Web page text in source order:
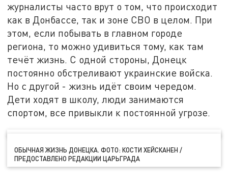
журналисты часто врут о том, что происходит
как в Донбассе, так и зоне СВО в целом. При
этом, если побывать в главном городе
региона, то можно удивиться тому, как там
течёт жизнь. С одной стороны, Донецк
постоянно обстреливают украинские войска.
Но с другой - жизнь идёт своим чередом.
Дети ходят в школу, люди занимаются
спортом, все привыкли к постоянной угрозе.
ОБЫЧНАЯ ЖИЗНЬ ДОНЕЦКА. ФОТО: КОСТИ ХЕЙСКАНЕН /
ПРЕДОСТАВЛЕНО РЕДАКЦИИ ЦАРЬГРАДА